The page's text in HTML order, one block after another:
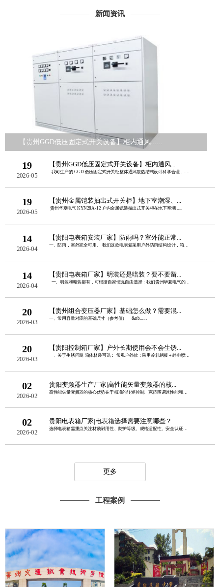
新闻资讯
【贵州GGD低压固定式开关设备】柜内通风......
19
2026-05
【贵州GGD低压固定式开关设备】柜内通风...
19
2026-05
【贵州金属铠装抽出式开关柜】地下室潮湿、...
贵州华夏电气 KYN28A‑12 户内金属铠装抽出式开关柜在地下室潮......
14
2026-04
【贵阳电表箱安装厂家】防雨吗？室外能正常...
一、防雨，室外完全可用。 我们这款电表箱采用户外防雨结构设计，箱盖加宽外翻边......
14
2026-04
【贵阳电表箱厂家】明装还是暗装？要不要凿...
一、明装和暗装都有，可根据自家情况自由选择：我们贵州华夏电气的电表......
20
2026-03
【贵州组合变压器厂家】基础怎么做？需要混...
一、常用容量对应的基础尺寸（参考值） &nb......
20
2026-03
【贵阳控制箱厂家】户外长期使用会不会生锈...
一、关于生锈问题 箱体材质可选： 常规户外款：采用冷轧钢板＋静电喷塑，双......
02
2026-02
贵阳变频器生产厂家|高性能矢量变频器的核...
高性能矢量变频器的核心优势在于精准的转矩控制、宽范围调速性能和强负载适应能力，同......
02
2026-02
贵阳电表箱厂家|电表箱选择需要注意哪些？
选择电表箱需重点关注材质耐用性、防护等级、规格适配性、安全认证、安装便捷性这五点......
更多
工程案例